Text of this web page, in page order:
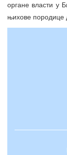
органе власти у
њихове породице